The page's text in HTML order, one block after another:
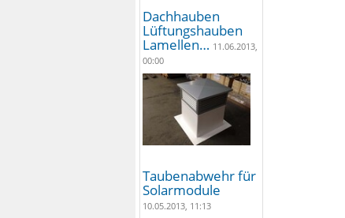
Dachhauben
Lüftungshauben
Lamellen… 11.06.2013,
00:00
Taubenabwehr für
Solarmodule
10.05.2013, 11:13